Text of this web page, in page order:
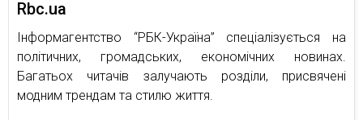
Rbc.ua
Інформагентство “РБК-Україна” спеціалізується на
політичних, громадських, економічних новинах.
Багатьох читачів залучають розділи, присвячені
модним трендам та стилю життя.